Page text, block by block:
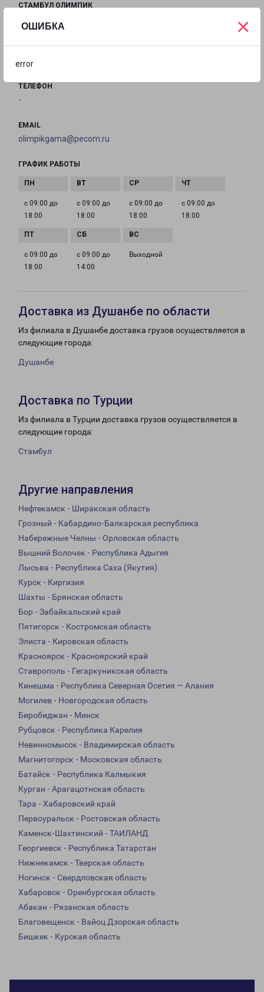
ОШИБКА
error
×
СТАМБУЛ ОЛИМПИК
на карте
ТЕЛЕФОН
-
EMAIL
olimpikgama@pecom.ru
ГРАФИК РАБОТЫ
с 09:00 до
18:00
с 09:00 до
18:00
с 09:00 до
18:00
с 09:00 до
18:00
с 09:00 до
18:00
с 09:00 до
14:00
Выходной
Доставка из Душанбе по области
Из филиала в Душанбе доставка грузов осуществляется в
следующие города:
Душанбе
Доставка по Турции
Из филиала в Турции доставка грузов осуществляется в
следующие города:
Стамбул
Другие направления
Нефтекамск - Ширакская область
Грозный - Кабардино-Балкарская республика
Набережные Челны - Орловская область
Вышний Волочек - Республика Адыгея
Лысьва - Республика Саха (Якутия)
Курск - Киргизия
Шахты - Брянская область
Бор - Забайкальский край
Пятигорск - Костромская область
Элиста - Кировская область
Красноярск - Красноярский край
Ставрополь - Гегаркуникская область
Кинешма - Республика Северная Осетия — Алания
Могилев - Новгородская область
Биробиджан - Минск
Рубцовск - Республика Карелия
Невинномысск - Владимирская область
Магнитогорск - Московская область
Батайск - Республика Калмыкия
Курган - Арагацотнская область
Тара - Хабаровский край
Первоуральск - Ростовская область
Каменск-Шахтинский - ТАИЛАНД
Георгиевск - Республика Татарстан
Нижнекамск - Тверская область
Ногинск - Свердловская область
Хабаровск - Оренбургская область
Абакан - Рязанская область
Благовещенск - Вайоц Дзорская область
Бишкек - Курская область